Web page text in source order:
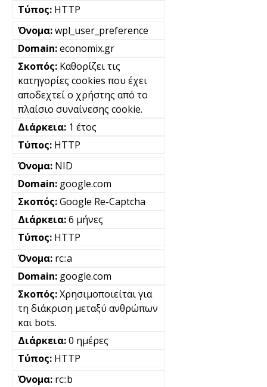
HTTP
wpl_user_preference
economix.gr
Καθορίζει τις
κατηγορίες cookies που έχει
αποδεχτεί ο χρήστης από το
πλαίσιο συναίνεσης cookie.
1 έτος
HTTP
NID
google.com
Google Re-Captcha
6 μήνες
HTTP
rc::a
google.com
Χρησιμοποιείται για
τη διάκριση μεταξύ ανθρώπων
και bots.
0 ημέρες
HTTP
rc::b